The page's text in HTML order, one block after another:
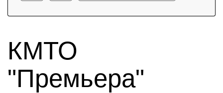
КМТО
"Премьера"